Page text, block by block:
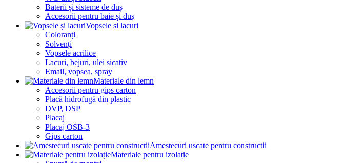
Baterii și sisteme de duș
Accesorii pentru baie și duș
Vopsele și lacuri
Coloranți
Solvenți
Vopsele acrilice
Lacuri, bejuri, ulei sicativ
Email, vopsea, spray
Materiale din lemn
Accesorii pentru gips carton
Placă hidrofugă din plastic
DVP, DSP
Placaj
Placaj OSB-3
Gips carton
Amestecuri uscate pentru constructii
Materiale pentru izolație